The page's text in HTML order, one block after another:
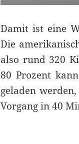
Damit ist eine
Die
also rund 320
80 Prozent
geladen
Vorgang in 40